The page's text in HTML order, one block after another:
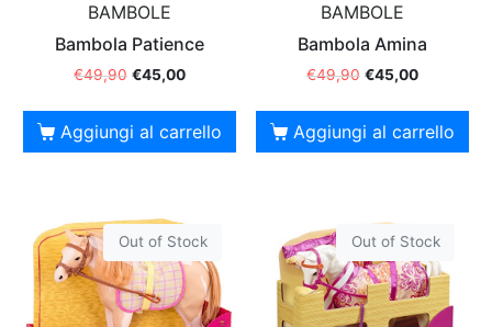
BAMBOLE
Bambola Patience
€49,90 €45,00
Aggiungi al carrello
BAMBOLE
Bambola Amina
€49,90 €45,00
Aggiungi al carrello
Out of Stock Out of Stock